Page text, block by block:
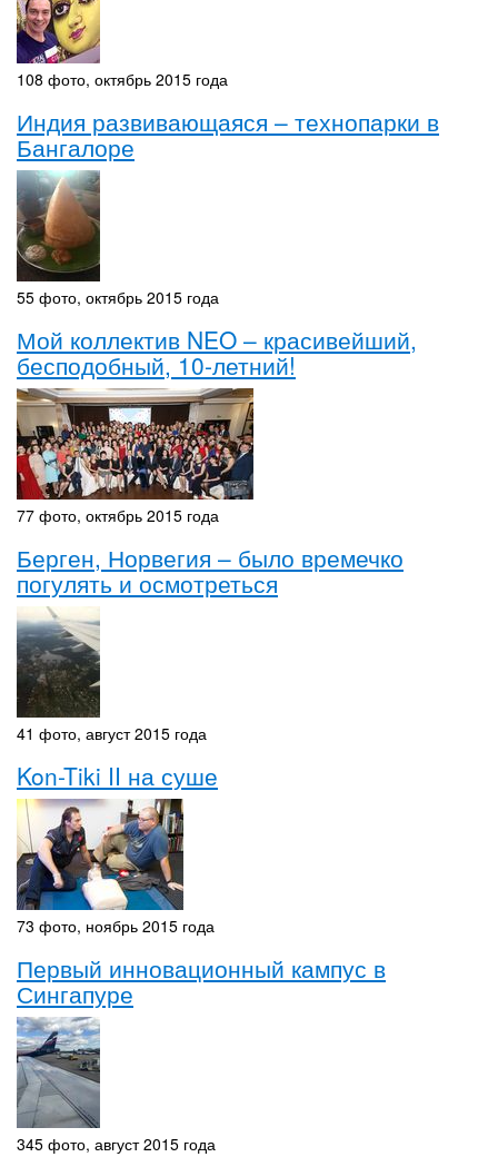
108 фото, октябрь 2015 года
Индия развивающаяся – технопарки в
Бангалоре
55 фото, октябрь 2015 года
Мой коллектив NEO – красивейший,
бесподобный, 10-летний!
77 фото, октябрь 2015 года
Берген, Норвегия – было времечко
погулять и осмотреться
41 фото, август 2015 года
Kon-Tiki II на суше
73 фото, ноябрь 2015 года
Первый инновационный кампус в
Сингапуре
345 фото, август 2015 года